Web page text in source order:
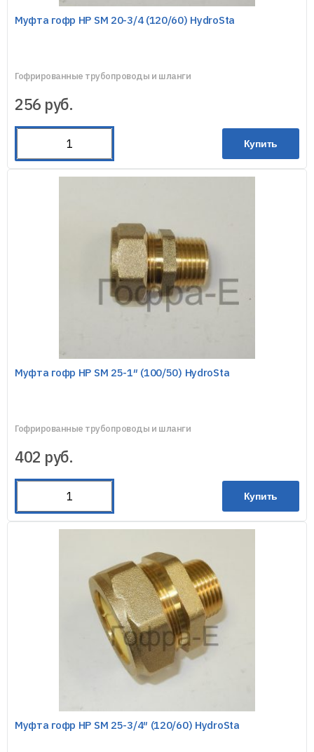
Муфта гофр НР SM 20-3/4 (120/60) HydroSta
Гофрированные трубопроводы и шланги
256 руб.
Купить
Муфта гофр НР SM 25-1″ (100/50) HydroSta
Гофрированные трубопроводы и шланги
402 руб.
Купить
Муфта гофр НР SM 25-3/4″ (120/60) HydroSta